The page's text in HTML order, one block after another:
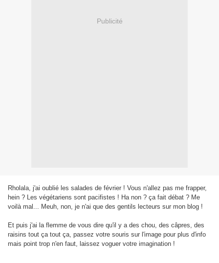
Publicité
Rholala, j'ai oublié les salades de février ! Vous n'allez pas me frapper,
hein ? Les végétariens sont pacifistes ! Ha non ? ça fait débat ? Me
voilà mal... Meuh, non, je n'ai que des gentils lecteurs sur mon blog !
Et puis j'ai la flemme de vous dire qu'il y a des chou, des câpres, des
raisins tout ça tout ça, passez votre souris sur l'image pour plus d'info
mais point trop n'en faut, laissez voguer votre imagination !